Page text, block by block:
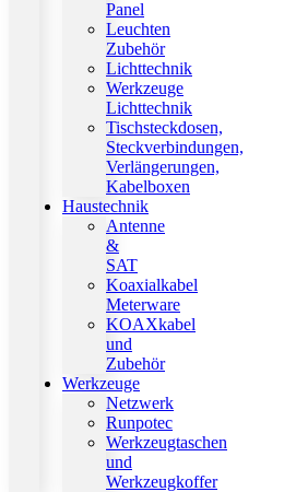
Panel
Leuchten
Zubehör
Lichttechnik
Werkzeuge
Lichttechnik
Tischsteckdosen,
Steckverbindungen,
Verlängerungen,
Kabelboxen
Haustechnik
Antenne
&
SAT
Koaxialkabel
Meterware
KOAXkabel
und
Zubehör
Werkzeuge
Netzwerk
Runpotec
Werkzeugtaschen
und
Werkzeugkoffer